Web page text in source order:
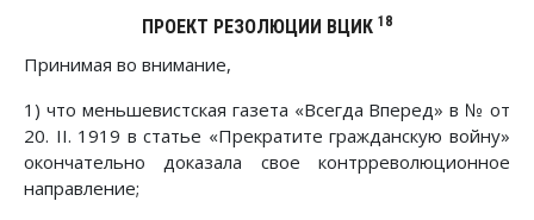
ПРОЕКТ РЕЗОЛЮЦИИ ВЦИК 18
Принимая во внимание,
1) что меньшевистская газета «Всегда Вперед» в № от
20. II. 1919 в статье «Прекратите гражданскую войну»
окончательно доказала свое контрреволюционное
направление;